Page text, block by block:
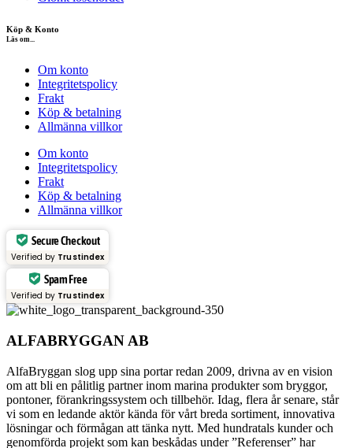
Köp & Konto
Läs om...
Om konto
Integritetspolicy
Frakt
Köp & betalning
Allmänna villkor
Om konto
Integritetspolicy
Frakt
Köp & betalning
Allmänna villkor
Secure Checkout
Verified by Trustindex
Spam Free
Verified by Trustindex
ALFABRYGGAN AB
AlfaBryggan slog upp sina portar redan 2009, drivna av en vision
om att bli en pålitlig partner inom marina produkter som bryggor,
pontoner, förankringssystem och tillbehör. Idag, flera år senare, står
vi som en ledande aktör kända för vårt breda sortiment, innovativa
lösningar och förmågan att tänka nytt. Med hundratals kunder och
genomförda projekt som kan beskådas under ”Referenser” har